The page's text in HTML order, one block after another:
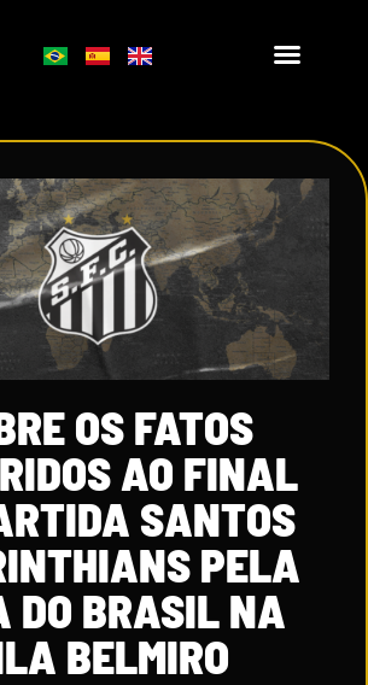
OS FATOS
AO FINAL
SANTOS
PELA
DO BRASIL NA
BELMIRO